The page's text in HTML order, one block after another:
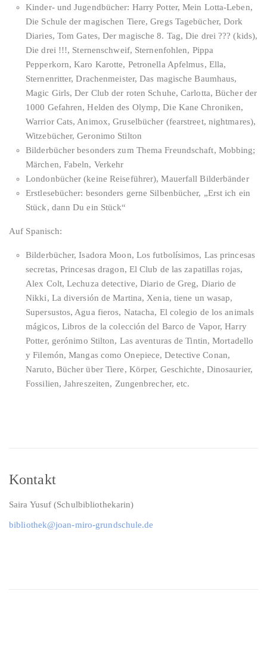
Kinder- und Jugendbücher: Harry Potter, Mein Lotta-Leben,
Die Schule der magischen Tiere, Gregs Tagebücher, Dork
Diaries, Tom Gates, Der magische 8. Tag, Die drei ??? (kids),
Die drei !!!, Sternenschweif, Sternenfohlen, Pippa
Pepperkorn, Karo Karotte, Petronella Apfelmus, Ella,
Sternenritter, Drachenmeister, Das magische Baumhaus,
Magic Girls, Der Club der roten Schuhe, Carlotta, Bücher der
1000 Gefahren, Helden des Olymp, Die Kane Chroniken,
Warrior Cats, Animox, Gruselbücher (fearstreet, nightmares),
Witzebücher, Geronimo Stilton
Bilderbücher besonders zum Thema Freundschaft, Mobbing;
Märchen, Fabeln, Verkehr
Londonbücher (keine Reiseführer), Mauerfall Bilderbänder
Erstlesebücher: besonders gerne Silbenbücher, „Erst ich ein
Stück, dann Du ein Stück“
Auf Spanisch:
Bilderbücher, Isadora Moon, Los futbolísimos, Las princesas
secretas, Princesas dragon, El Club de las zapatillas rojas,
Alex Colt, Lechuza detective, Diario de Greg, Diario de
Nikki, La diversión de Martina, Xenia, tiene un wasap,
Supersustos, Agua fieros, Natacha, El colegio de los animals
mágicos, Libros de la colección del Barco de Vapor, Harry
Potter, gerónimo Stilton, Las aventuras de Tintin, Mortadello
y Filemón, Mangas como Onepiece, Detective Conan,
Naruto, Bücher über Tiere, Körper, Geschichte, Dinosaurier,
Fossilien, Jahreszeiten, Zungenbrecher, etc.
Kontakt
Saira Yusuf (Schulbibliothekarin)
bibliothek@joan-miro-grundschule.de